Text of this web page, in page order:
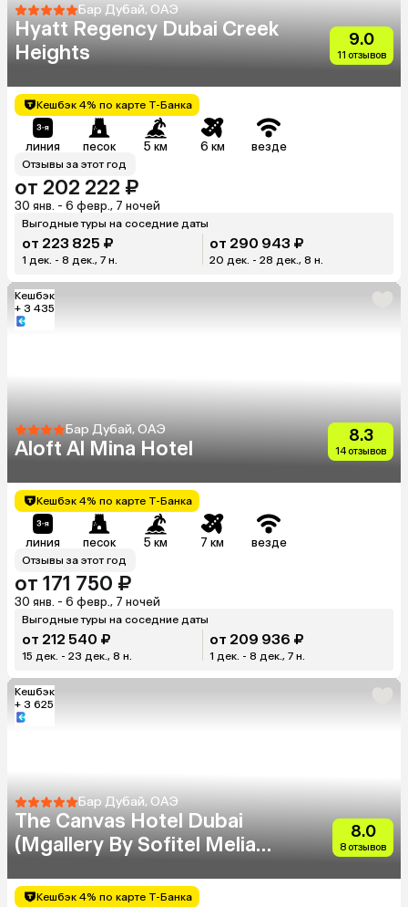
Бар Дубай, ОАЭ
Hyatt Regency Dubai Creek
Heights
9.0
11 отзывов
Кешбэк 4% по карте Т-Банка
линия песок 5 км 6 км везде
Отзывы за этот год
от 202 222 ₽
30 янв. - 6 февр., 7 ночей
Выгодные туры на соседние даты
от 223 825 ₽
1 дек. - 8 дек., 7 н.
от 290 943 ₽
20 дек. - 28 дек., 8 н.
Кешбэк
+ 3 435
Бар Дубай, ОАЭ
Aloft Al Mina Hotel
8.3
14 отзывов
Кешбэк 4% по карте Т-Банка
линия песок 5 км 7 км везде
Отзывы за этот год
от 171 750 ₽
30 янв. - 6 февр., 7 ночей
Выгодные туры на соседние даты
от 212 540 ₽
15 дек. - 23 дек., 8 н.
от 209 936 ₽
1 дек. - 8 дек., 7 н.
Кешбэк
+ 3 625
Бар Дубай, ОАЭ
The Canvas Hotel Dubai
(Mgallery By Sofitel Melia
8.0
8 отзывов
Кешбэк 4% по карте Т-Банка